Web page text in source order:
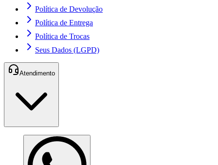
Política de Devolução
Política de Entrega
Política de Trocas
Seus Dados (LGPD)
Atendimento